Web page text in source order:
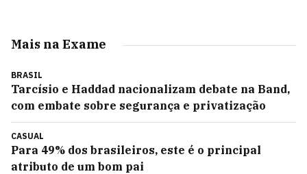
Mais na Exame
BRASIL
Tarcísio e Haddad nacionalizam debate na Band,
com embate sobre segurança e privatização
CASUAL
Para 49% dos brasileiros, este é o principal
atributo de um bom pai